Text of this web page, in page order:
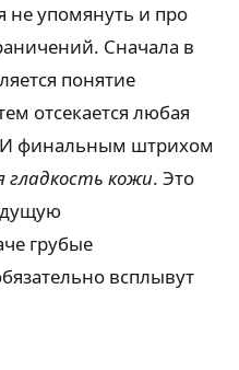
не упомянуть и про
Сначала в
понятие
отсекается любая
И финальным штрихом
гладкость кожи. Это
грубые
всплывут